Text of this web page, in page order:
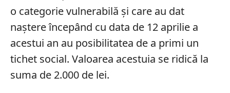
o categorie vulnerabilă și care au dat
naștere începând cu data de 12 aprilie a
acestui an au posibilitatea de a primi un
tichet social. Valoarea acestuia se ridică la
suma de 2.000 de lei.